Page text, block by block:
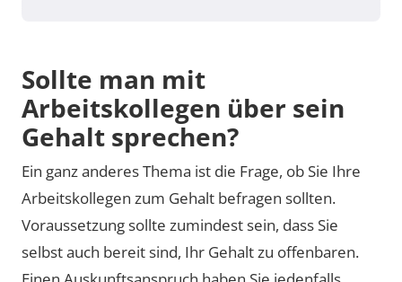
Sollte man mit
Arbeitskollegen über sein
Gehalt sprechen?
Ein ganz anderes Thema ist die Frage, ob Sie Ihre
Arbeitskollegen zum Gehalt befragen sollten.
Voraussetzung sollte zumindest sein, dass Sie
selbst auch bereit sind, Ihr Gehalt zu offenbaren.